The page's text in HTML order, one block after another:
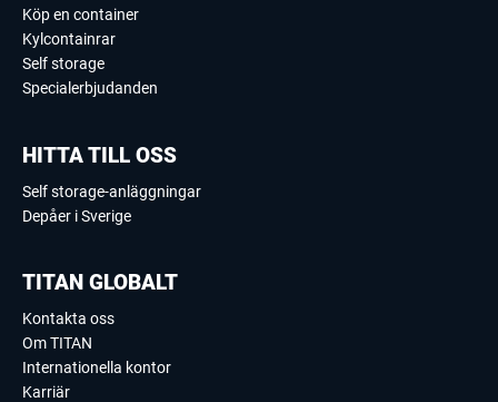
Köp en container
Kylcontainrar
Self storage
Specialerbjudanden
HITTA TILL OSS
Self storage-anläggningar
Depåer i Sverige
TITAN GLOBALT
Kontakta oss
Om TITAN
Internationella kontor
Karriär